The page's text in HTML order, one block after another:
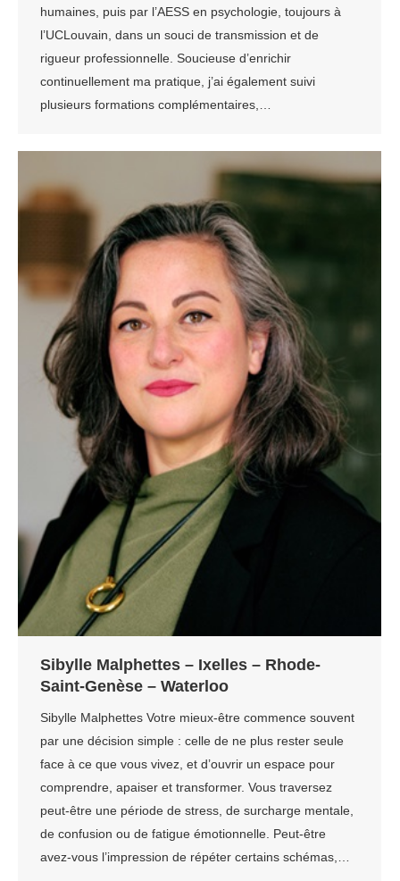
humaines, puis par l’AESS en psychologie, toujours à
l’UCLouvain, dans un souci de transmission et de
rigueur professionnelle. Soucieuse d’enrichir
continuellement ma pratique, j’ai également suivi
plusieurs formations complémentaires,…
Sibylle Malphettes – Ixelles – Rhode-
Saint-Genèse – Waterloo
Sibylle Malphettes Votre mieux-être commence souvent
par une décision simple : celle de ne plus rester seule
face à ce que vous vivez, et d’ouvrir un espace pour
comprendre, apaiser et transformer. Vous traversez
peut-être une période de stress, de surcharge mentale,
de confusion ou de fatigue émotionnelle. Peut-être
avez-vous l’impression de répéter certains schémas,…